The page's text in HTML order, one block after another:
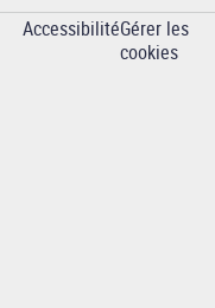
AccessibilitéGérer les
cookies